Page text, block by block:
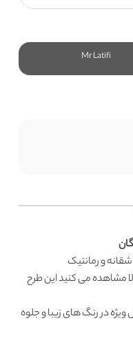
Mr Latifi
و رمانتیک
مشاهده می کنید این طرح
در رنگ های زیبا و جلوه